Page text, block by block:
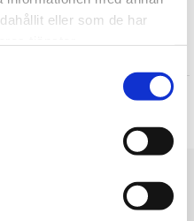
eller som de har
och blå blomma, 38cm